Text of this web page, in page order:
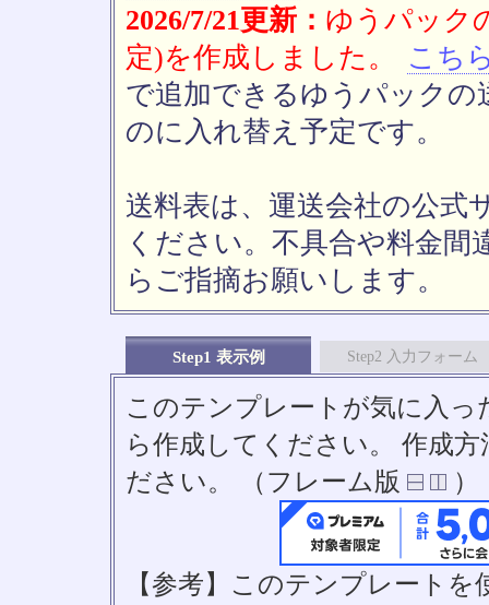
2026/7/21更新： ゆうパック
定)を作成しました。
こち
で追加できるゆうパックの
のに入れ替え予定です。
送料表は、運送会社の公式
ください。不具合や料金間
らご指摘お願いします。
Step1 表示例 Step2 入力フォーム
このテンプレートが気に入っ
ら作成してください。 作成
ださい。 （フレーム版
）
【参考】このテンプレート